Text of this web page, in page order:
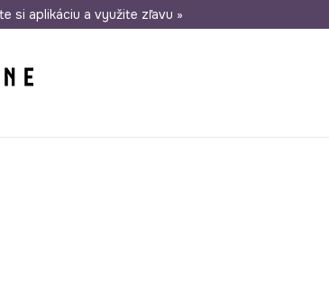
hodín 30 dní na vrátenie tovaru
si aplikáciu a využite zľavu »